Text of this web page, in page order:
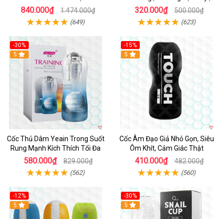
Mạnh
840.000₫ 1.474.000₫
(649)
vời
320.000₫ 500.000₫
(623)
-30%
Hot
5
Cốc Thủ Dâm Yeain Trong Suốt
Rung Mạnh Kích Thích Tối Đa
580.000₫ 829.000₫
(562)
-15%
5
Cốc Âm Đạo Giả Nhỏ Gọn, Siêu
Ôm Khít, Cảm Giác Thật
410.000₫ 482.000₫
(560)
-12%
5
-30%
5